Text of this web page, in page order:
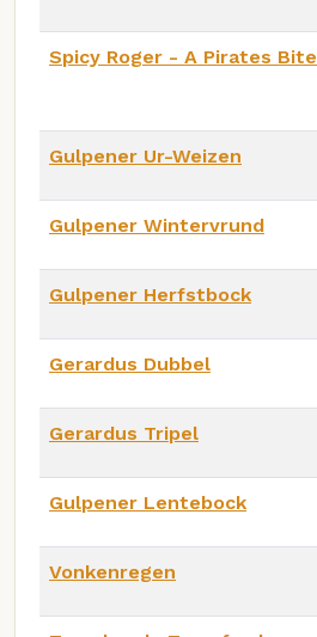
Spicy Roger - A Pirates Bite
Gulpener Ur-Weizen
Gulpener Wintervrund
Gulpener Herfstbock
Gerardus Dubbel
Gerardus Tripel
Gulpener Lentebock
Vonkenregen